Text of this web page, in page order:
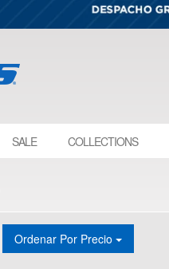
SALE COLLECTIONS
Ordenar Por Precio